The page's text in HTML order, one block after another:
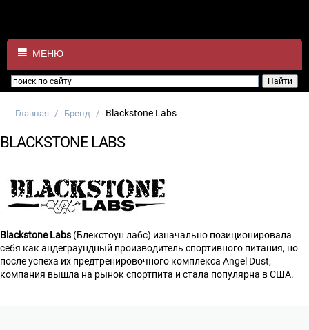
МЕНЮ
Главная / Бренд / Blackstone Labs
BLACKSTONE LABS
Blackstone Labs (Блекстоун лабс) изначально позиционировала
себя как андеграундный производитель спортивного питания, но
после успеха их предтренировочного комплекса Angel Dust,
компания вышла на рынок спортпита и стала популярна в США.